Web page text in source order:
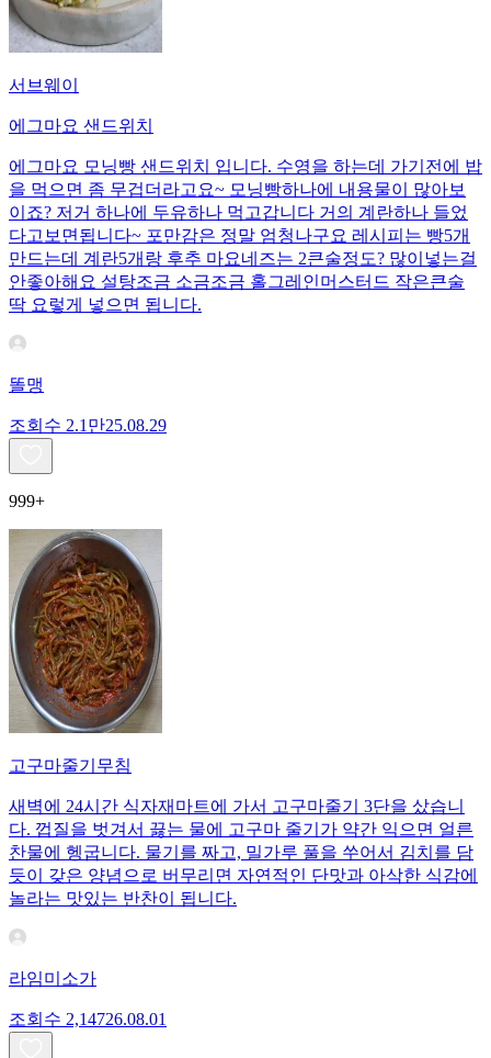
서브웨이
에그마요 샌드위치
에그마요 모닝빵 샌드위치 입니다. 수영을 하는데 가기전에 밥
을 먹으면 좀 무겁더라고요~ 모닝빵하나에 내용물이 많아보
이죠? 저거 하나에 두유하나 먹고갑니다 거의 계란하나 들었
다고보면됩니다~ 포만감은 정말 엄청나구요 레시피는 빵5개
만드는데 계란5개랑 후추 마요네즈는 2큰술정도? 많이넣는걸
안좋아해요 설탕조금 소금조금 홀그레인머스터드 작은큰술
딱 요렇게 넣으면 됩니다.
똘맹
조회수 2.1만25.08.29
999+
고구마줄기무침
새벽에 24시간 식자재마트에 가서 고구마줄기 3단을 샀습니
다. 껍질을 벗겨서 끓는 물에 고구마 줄기가 약간 익으면 얼른
찬물에 헹굽니다. 물기를 짜고, 밀가루 풀을 쑤어서 김치를 담
듯이 갖은 양념으로 버무리면 자연적인 단맛과 아삭한 식감에
놀라는 맛있는 반찬이 됩니다.
라임미소가
조회수 2,14726.08.01